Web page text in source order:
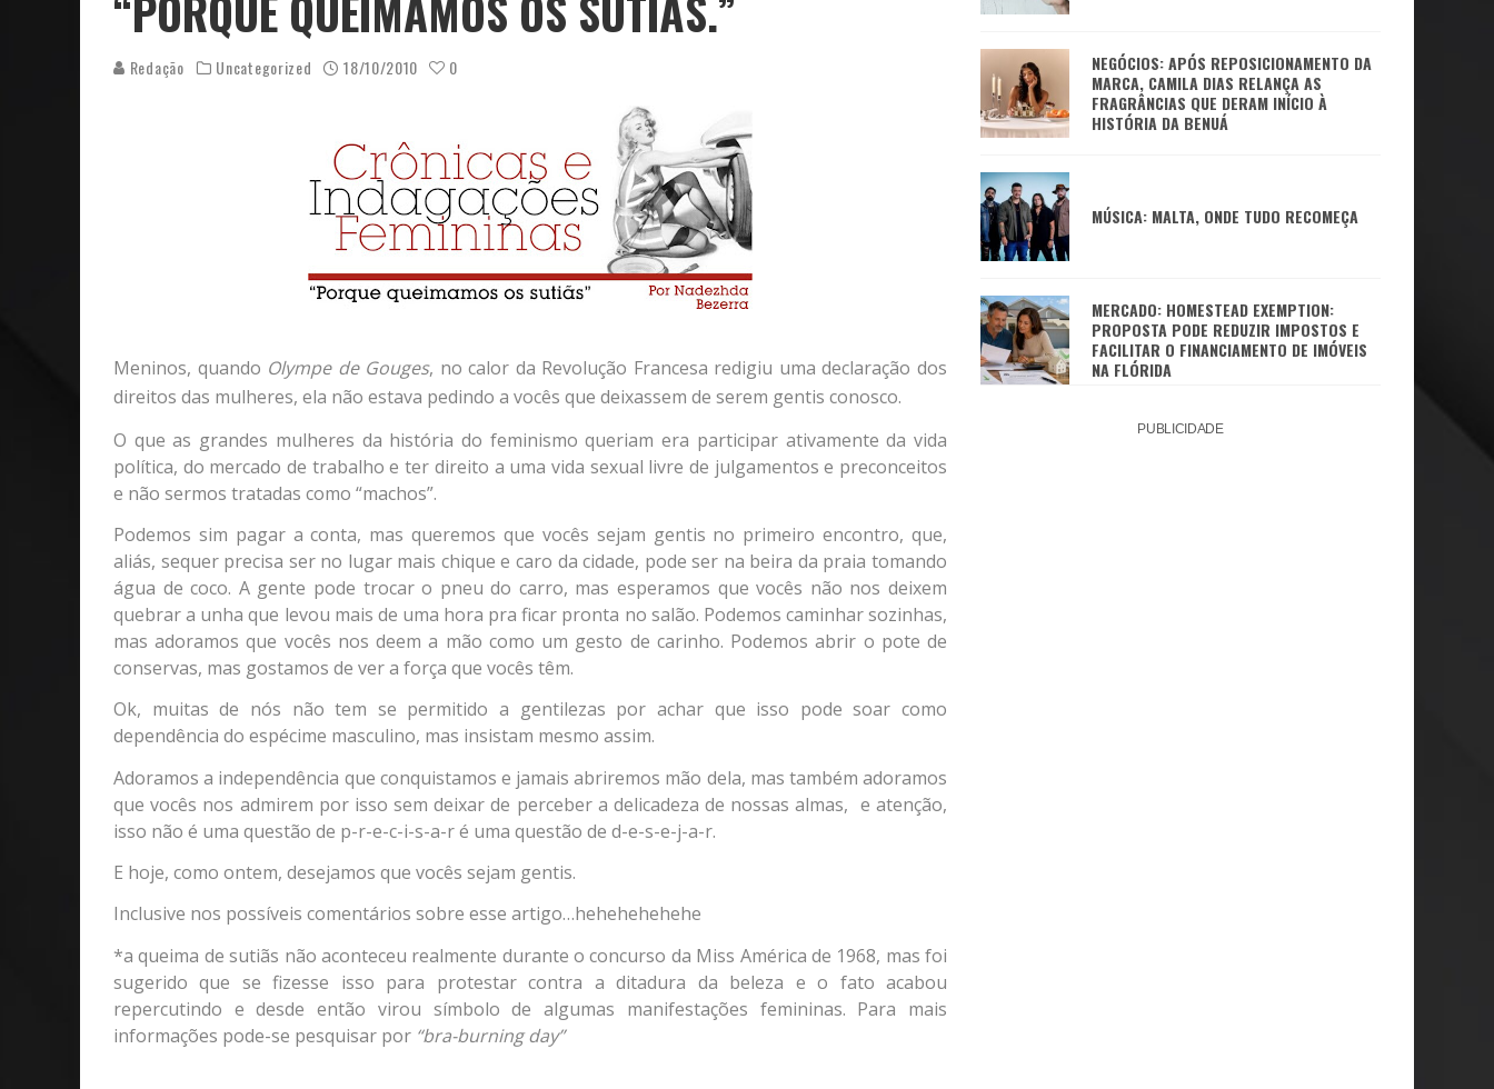
CAPA: O SUCESSO DE JOÃO VICTOR GONÇALVES COM SEU MAU MAU EM 'QUEM AMA CUIDA'
Redação Uncategorized 18/10/2010 0
Meninos, quando Olympe de Gouges, no calor da Revolução Francesa redigiu uma declaração dos
direitos das mulheres, ela não estava pedindo a vocês que deixassem de serem gentis conosco.
O que as grandes mulheres da história do feminismo queriam era participar ativamente da vida
política, do mercado de trabalho e ter direito a uma vida sexual livre de julgamentos e preconceitos
e não sermos tratadas como “machos”.
Podemos sim pagar a conta, mas queremos que vocês sejam gentis no primeiro encontro, que,
aliás, sequer precisa ser no lugar mais chique e caro da cidade, pode ser na beira da praia tomando
água de coco. A gente pode trocar o pneu do carro, mas esperamos que vocês não nos deixem
quebrar a unha que levou mais de uma hora pra ficar pronta no salão. Podemos caminhar sozinhas,
mas adoramos que vocês nos deem a mão como um gesto de carinho. Podemos abrir o pote de
conservas, mas gostamos de ver a força que vocês têm.
Ok, muitas de nós não tem se permitido a gentilezas por achar que isso pode soar como
dependência do espécime masculino, mas insistam mesmo assim.
Adoramos a independência que conquistamos e jamais abriremos mão dela, mas também adoramos
que vocês nos admirem por isso sem deixar de perceber a delicadeza de nossas almas, e atenção,
isso não é uma questão de p-r-e-c-i-s-a-r é uma questão de d-e-s-e-j-a-r.
E hoje, como ontem, desejamos que vocês sejam gentis.
Inclusive nos possíveis comentários sobre esse artigo…hehehehehehe
*a queima de sutiãs não aconteceu realmente durante o concurso da Miss América de 1968, mas foi
sugerido que se fizesse isso para protestar contra a ditadura da beleza e o fato acabou
repercutindo e desde então virou símbolo de algumas manifestações femininas. Para mais
informações pode-se pesquisar por “bra-burning day”
NEGÓCIOS: APÓS REPOSICIONAMENTO DA
MARCA, CAMILA DIAS RELANÇA AS
FRAGRÂNCIAS QUE DERAM INÍCIO À
HISTÓRIA DA BENUÁ
MÚSICA: MALTA, ONDE TUDO RECOMEÇA
MERCADO: HOMESTEAD EXEMPTION:
PROPOSTA PODE REDUZIR IMPOSTOS E
FACILITAR O FINANCIAMENTO DE IMÓVEIS
NA FLÓRIDA
PUBLICIDADE